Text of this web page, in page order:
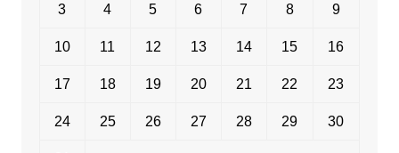
3 4 5 6 7 8 9
10 11 12 13 14 15 16
17 18 19 20 21 22 23
24 25 26 27 28 29 30